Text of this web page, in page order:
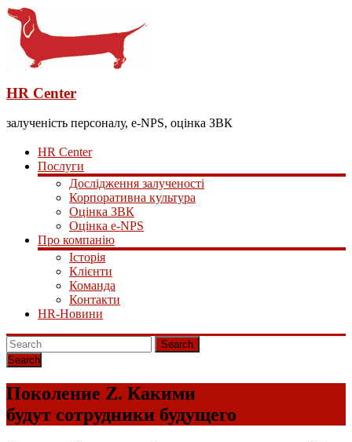
HR Center
залученість персоналу, e-NPS, оцінка ЗВК
HR Center
Послуги
Дослідження залученості
Корпоративна культура
Оцінка ЗВК
Оцінка e-NPS
Про компанію
Історія
Клієнти
Команда
Контакти
HR-Новини
Search
Поколение Z. Какими
будут сотрудники будущего